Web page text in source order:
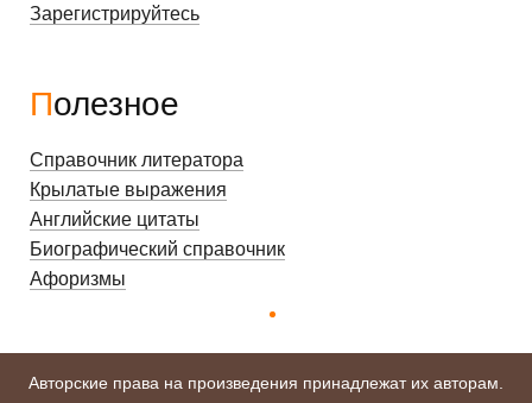
Зарегистрируйтесь
Полезное
Справочник литератора
Крылатые выражения
Английские цитаты
Биографический справочник
Афоризмы
Авторские права на произведения принадлежат их авторам.